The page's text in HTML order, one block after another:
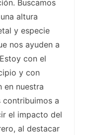
Buscamos
altura
y especie
nos ayuden a
con el
y con
en nuestra
contribuimos a
el impacto del
al destacar